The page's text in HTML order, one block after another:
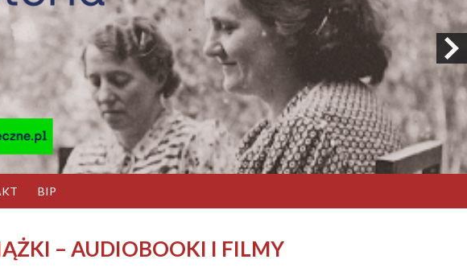
BIP
– AUDIOBOOKI I FILMY